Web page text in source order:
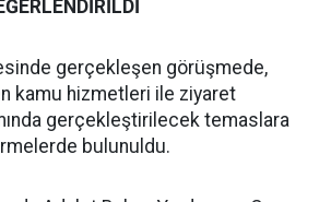
gerçekleşen görüşmede,
kamu hizmetleri ile ziyaret
gerçekleştirilecek temaslara
bulunuldu.